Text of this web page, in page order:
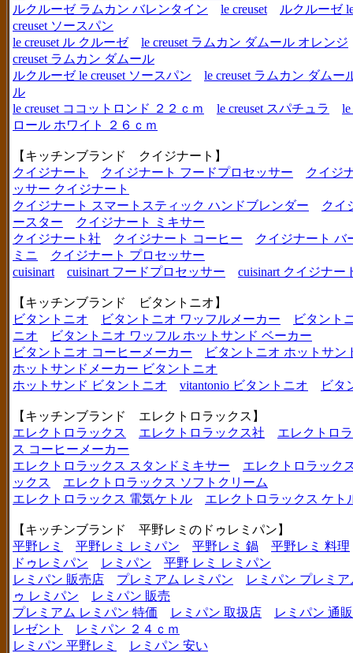
ルクルーゼ ラムカン バレンタイン
le creuset
ルクルーゼ
creuset ソースパン
le creuset ル クルーゼ
le creuset ラムカン ダムール オレンジ
creuset ラムカン ダムール
ルクルーゼ le creuset ソースパン
le creuset ラムカン ダム
ル
le creuset ココットロンド ２２ｃｍ
le creuset スパチュラ
le
ロール ホワイト ２６ｃｍ
【キッチンブランド クイジナート】
クイジナート
クイジナート フードプロセッサー
クイジ
ッサー クイジナート
クイジナート スマートスティック ハンドブレンダー
クイ
ースター
クイジナート ミキサー
クイジナート社
クイジナート コーヒー
クイジナート バ
ミニ
クイジナート プロセッサー
cuisinart
cuisinart フードプロセッサー cuisinart クイジナー
【キッチンブランド ビタントニオ】
ビタントニオ
ビタントニオ ワッフルメーカー
ビタント
ニオ
ビタントニオ ワッフル ホットサンド ベーカー
ビタントニオ コーヒーメーカー
ビタントニオ ホットサン
ホットサンドメーカー ビタントニオ
ホットサンド ビタントニオ
vitantonio ビタントニオ ビタ
【キッチンブランド エレクトロラックス】
エレクトロラックス
エレクトロラックス社
エレクトロ
ス コーヒーメーカー
エレクトロラックス スタンドミキサー
エレクトロラック
ックス
エレクトロラックス ソフトクリーム
エレクトロラックス 電気ケトル
エレクトロラックス ケト
【キッチンブランド 平野レミのドゥレミパン】
平野レミ
平野レミ レミパン 平野レミ 鍋
平野レミ 料理
ドゥレミパン
レミパン
平野 レミ レミパン
レミパン 販売店
プレミアム レミパン
レミパン プレミア
ゥ レミパン
レミパン 販売
プレミアム レミパン 特価
レミパン 取扱店
レミパン 通販
レゼント
レミパン ２４ｃｍ
レミパン 平野レミ
レミパン 安い